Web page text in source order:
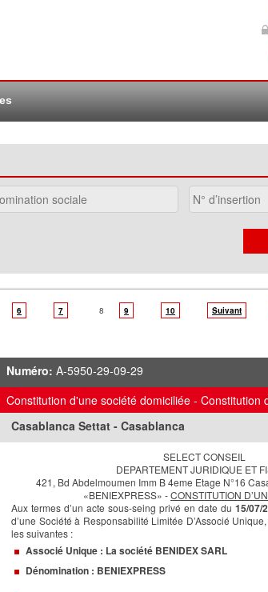
6 7 8 9 10 Suivant
Numéro: A-5950-29-09-29
Constitution d'une société domiciliée - Constitution
Casablanca Settat - Casablanca
SELECT CONSEIL
DEPARTEMENT JURIDIQUE ET
421, Bd Abdelmoumen Imm B 4eme Etage N°16
«BENIEXPRESS» -CONSTITUTION
Aux termes d’un acte sous-seing privé en date du15/07/
d’une Société à Responsabilité Limitée D’Associé
les suivantes :
Associé Unique : La société BENIDEX SARL
Dénomination : BENIEXPRESS